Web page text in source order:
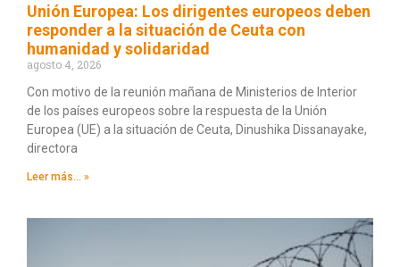
Unión Europea: Los dirigentes europeos deben
responder a la situación de Ceuta con
humanidad y solidaridad
agosto 4, 2026
Con motivo de la reunión mañana de Ministerios de Interior
de los países europeos sobre la respuesta de la Unión
Europea (UE) a la situación de Ceuta, Dinushika Dissanayake,
directora
Leer más... »